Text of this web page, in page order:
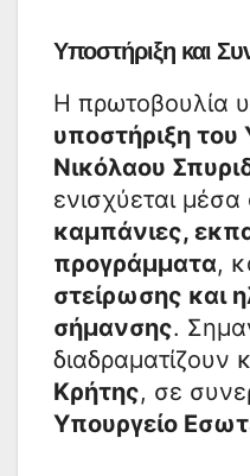
Υποστήριξη και
Η πρωτοβουλία
υποστήριξη
Νικόλαου
ενισχύεται
καμπάνιες,
προγράμματα,
στείρωσης και
σήμανσης.
διαδραματίζουν
Κρήτης, σε
Υπουργείο